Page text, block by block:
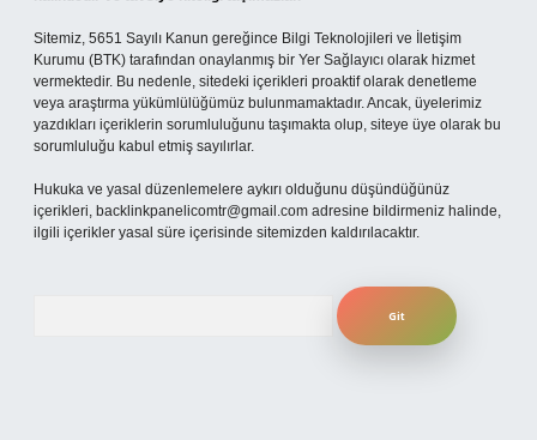
Sitemiz, 5651 Sayılı Kanun gereğince Bilgi Teknolojileri ve İletişim
Kurumu (BTK) tarafından onaylanmış bir Yer Sağlayıcı olarak hizmet
vermektedir. Bu nedenle, sitedeki içerikleri proaktif olarak denetleme
veya araştırma yükümlülüğümüz bulunmamaktadır. Ancak, üyelerimiz
yazdıkları içeriklerin sorumluluğunu taşımakta olup, siteye üye olarak bu
sorumluluğu kabul etmiş sayılırlar.
Hukuka ve yasal düzenlemelere aykırı olduğunu düşündüğünüz
içerikleri, backlinkpanelicomtr@gmail.com adresine bildirmeniz halinde,
ilgili içerikler yasal süre içerisinde sitemizden kaldırılacaktır.